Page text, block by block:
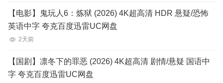
【电影】鬼玩人6：炼狱 (2026) 4K超高清 HDR 悬疑/恐怖
英语中字 夸克百度迅雷UC网盘
2天前
【国剧】凛冬下的罪恶 (2026) 4K超高清 剧情/悬疑 国语中
字 夸克百度迅雷UC网盘